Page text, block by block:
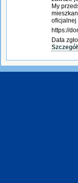
My
oficjalnej
https://
Data